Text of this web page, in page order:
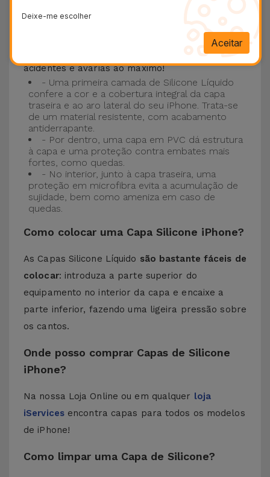
As nossasCapas Silicone iPhone contam com
uma construção robusta e de qualidade, com
, para evitar
acidentes e avarias ao máximo!
- Uma primeira camada de Silicone Líquido
confere a cor e a cobertura integral da capa
traseira e ao aro lateral do seu iPhone. Trata-se
de um material resistente, com acabamento
antiderrapante.
- Por dentro, uma capa em PVC dá estrutura
à capa e uma proteção contra embates mais
fortes, como quedas.
- No interior, junto à capa traseira, uma
proteção em microfibra evita a acumulação de
sujidade, bem como ameniza em caso de
quedas.
Como colocar uma Capa Silicone iPhone?
As Capas Silicone Líquido são bastante fáceis de
colocar: introduza a parte superior do
equipamento no interior da capa e encaixe a
parte inferior, fazendo uma ligeira pressão sobre
os cantos.
Onde posso comprar Capas de Silicone
iPhone?
Na nossa Loja Online ou em qualquer loja
iServicesencontra capas para todos os modelos
de iPhone!
Como limpar uma Capa de Silicone?
Deixe-me escolher
Aceitar